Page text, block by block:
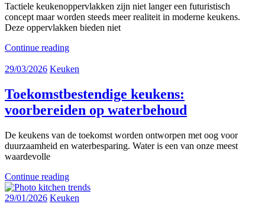
Tactiele keukenoppervlakken zijn niet langer een futuristisch
concept maar worden steeds meer realiteit in moderne keukens.
Deze oppervlakken bieden niet
Continue reading
29/03/2026 Keuken
Toekomstbestendige keukens:
voorbereiden op waterbehoud
De keukens van de toekomst worden ontworpen met oog voor
duurzaamheid en waterbesparing. Water is een van onze meest
waardevolle
Continue reading
29/01/2026 Keuken